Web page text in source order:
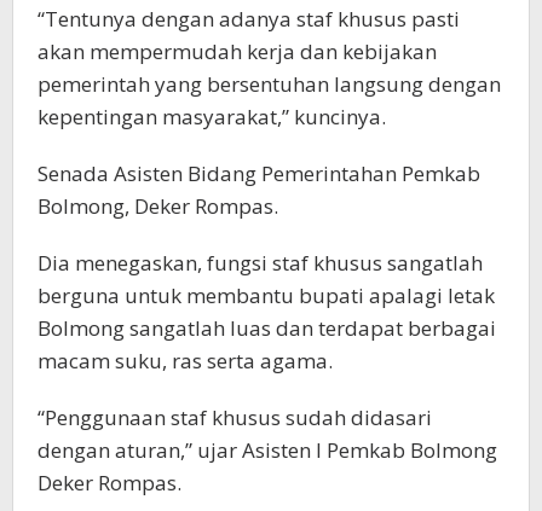
“Tentunya dengan adanya staf khusus pasti
akan mempermudah kerja dan kebijakan
pemerintah yang bersentuhan langsung dengan
kepentingan masyarakat,” kuncinya.
Senada Asisten Bidang Pemerintahan Pemkab
Bolmong, Deker Rompas.
Dia menegaskan, fungsi staf khusus sangatlah
berguna untuk membantu bupati apalagi letak
Bolmong sangatlah luas dan terdapat berbagai
macam suku, ras serta agama.
“Penggunaan staf khusus sudah didasari
dengan aturan,” ujar Asisten I Pemkab Bolmong
Deker Rompas.